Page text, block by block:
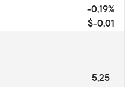
-0,19%
$-0,01
5,25